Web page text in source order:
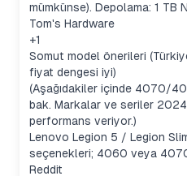
mümkünse). Depolama: 1 TB
Tom's Hardware
+1
Somut model önerileri
fiyat dengesi iyi)
(Aşağıdakiler içinde 4070/
bak. Markalar ve seriler
performans veriyor.)
Lenovo Legion 5 / Legion
seçenekleri; 4060 veya
Reddit